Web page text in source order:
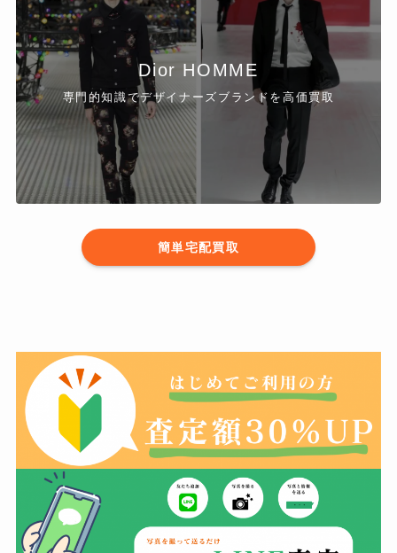
Dior HOMME
専門的知識でデザイナーズブランドを高価買取
簡単宅配買取